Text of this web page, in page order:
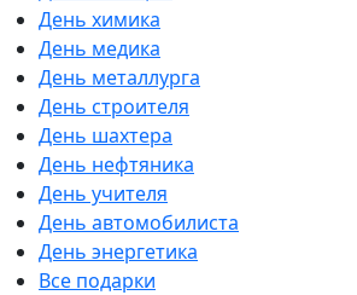
День химика
День медика
День металлурга
День строителя
День шахтера
День нефтяника
День учителя
День автомобилиста
День энергетика
Все подарки